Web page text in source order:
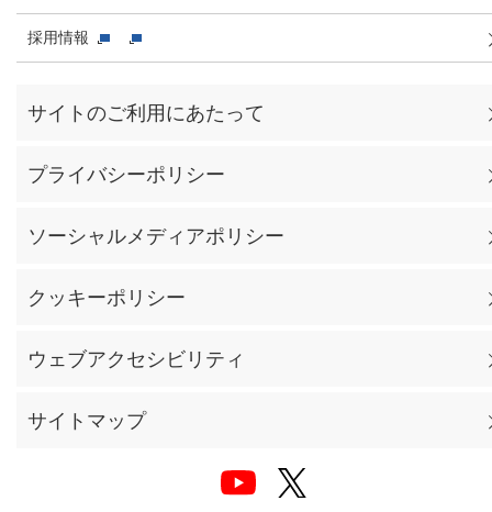
採用情報
サイトのご利用にあたって
プライバシーポリシー
ソーシャルメディアポリシー
クッキーポリシー
ウェブアクセシビリティ
サイトマップ